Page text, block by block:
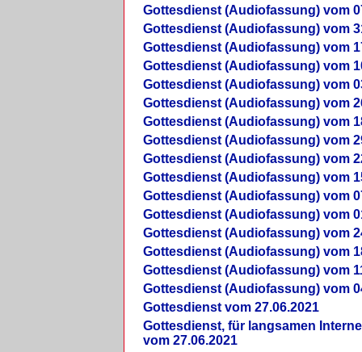
Gottesdienst (Audiofassung) vom
Gottesdienst (Audiofassung) vom
Gottesdienst (Audiofassung) vom
Gottesdienst (Audiofassung) vom
Gottesdienst (Audiofassung) vom
Gottesdienst (Audiofassung) vom
Gottesdienst (Audiofassung) vom
Gottesdienst (Audiofassung) vom
Gottesdienst (Audiofassung) vom
Gottesdienst (Audiofassung) vom
Gottesdienst (Audiofassung) vom
Gottesdienst (Audiofassung) vom
Gottesdienst (Audiofassung) vom
Gottesdienst (Audiofassung) vom
Gottesdienst (Audiofassung) vom
Gottesdienst (Audiofassung) vom
Gottesdienst vom 27.06.2021
Gottesdienst, für langsamen
vom 27.06.2021